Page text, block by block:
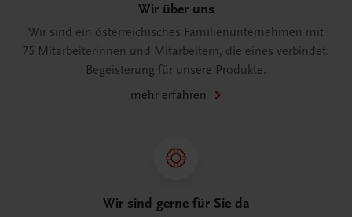
Wir über uns
Wir sind ein österreichisches Familienunternehmen mit
75 Mitarbeiterinnen und Mitarbeitern, die eines verbindet:
Begeisterung für unsere Produkte.
mehr erfahren
Wir sind gerne für Sie da